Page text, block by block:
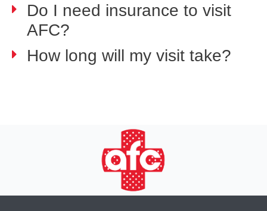
Do I need insurance to visit
AFC?
How long will my visit take?